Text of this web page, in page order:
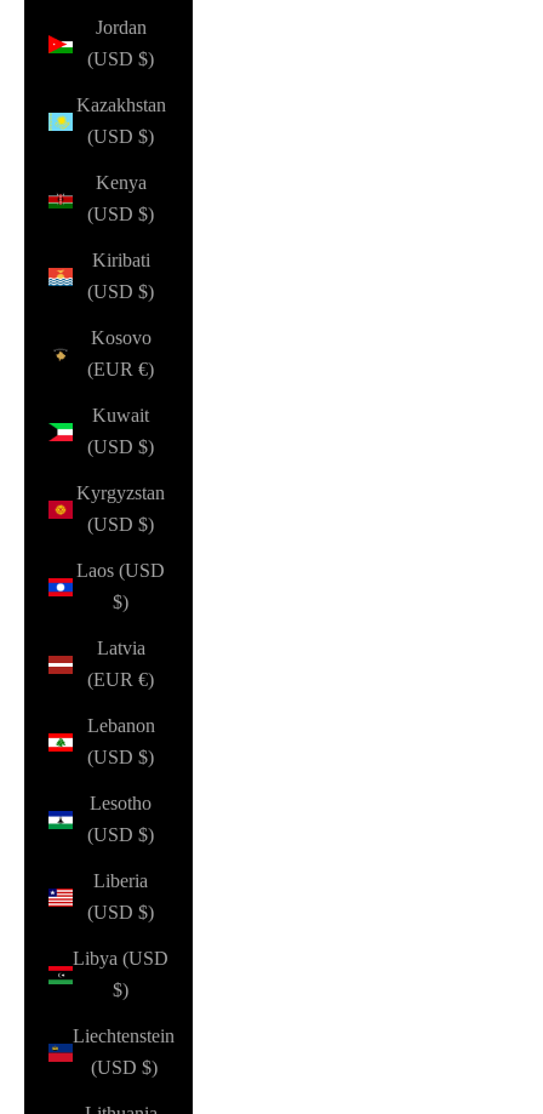
Jordan
(USD $)
Kazakhstan
(USD $)
Kenya
(USD $)
Kiribati
(USD $)
Kosovo
(EUR €)
Kuwait
(USD $)
Kyrgyzstan
(USD $)
Laos (USD
$)
Latvia
(EUR €)
Lebanon
(USD $)
Lesotho
(USD $)
Liberia
(USD $)
Libya (USD
$)
Liechtenstein
(USD $)